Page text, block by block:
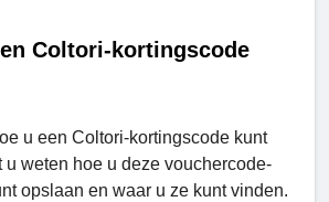
Coltori-kortingscode
u een Coltori-kortingscode kunt
u weten hoe u deze vouchercode-
opslaan en waar u ze kunt vinden.